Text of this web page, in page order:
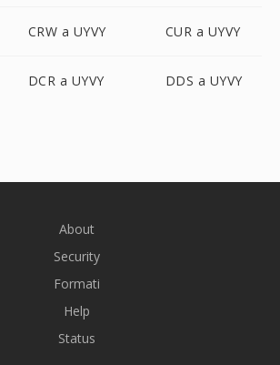
CRW a UYVY CUR a UYVY
DCR a UYVY DDS a UYVY
About
Security
Formati
Help
Status